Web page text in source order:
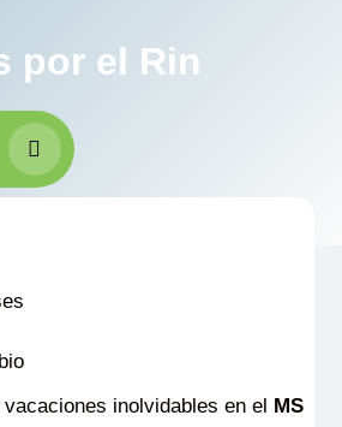
por el Rin
inolvidables en el MS